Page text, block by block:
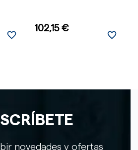
favorite_border
102,15 €
favorite_border
novedades y ofertas